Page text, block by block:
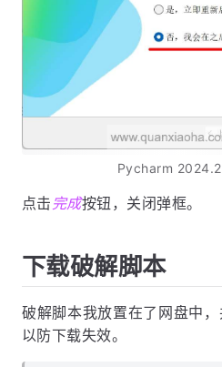
Pycharm
点击 完成按钮，关闭弹框。
下载破解脚本
破解脚本我放置在了网盘中，
以防下载失效。